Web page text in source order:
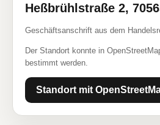
Heßbrühlstraße 2,
Geschäftsanschrift aus dem
Der Standort konnte in
bestimmt werden.
Standort mit